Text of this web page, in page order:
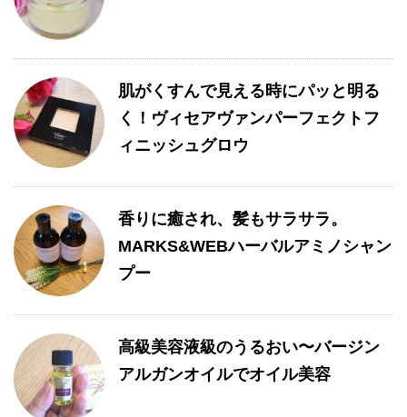
肌がくすんで見える時にパッと明る
く！ヴィセアヴァンパーフェクトフ
ィニッシュグロウ
香りに癒され、髪もサラサラ。
MARKS&WEBハーバルアミノシャン
プー
高級美容液級のうるおい〜バージン
アルガンオイルでオイル美容